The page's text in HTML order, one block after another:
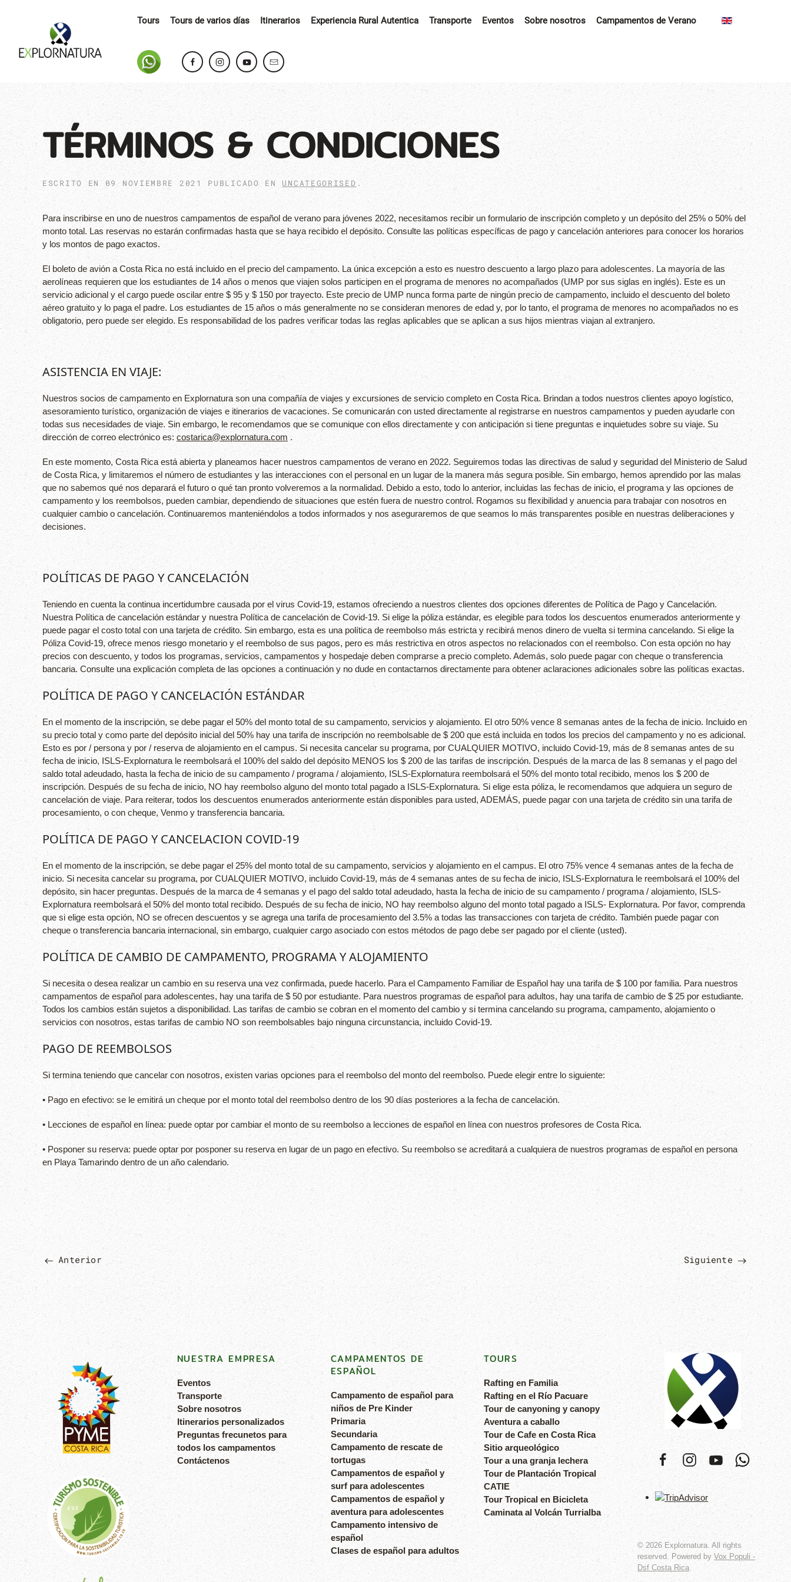
Tours Tours de varios días Itinerarios Experiencia Rural Autentica Transporte Eventos Sobre nosotros Campamentos de Verano
TÉRMINOS & CONDICIONES
ESCRITO EN 09 NOVIEMBRE 2021 PUBLICADO EN UNCATEGORISED .
Para inscribirse en uno de nuestros campamentos de español de verano para jóvenes 2022, necesitamos recibir un formulario de inscripción completo y un depósito del 25% o 50% del
monto total. Las reservas no estarán confirmadas hasta que se haya recibido el depósito. Consulte las políticas específicas de pago y cancelación anteriores para conocer los horarios
y los montos de pago exactos.
El boleto de avión a Costa Rica no está incluido en el precio del campamento. La única excepción a esto es nuestro descuento a largo plazo para adolescentes. La mayoría de las
aerolíneas requieren que los estudiantes de 14 años o menos que viajen solos participen en el programa de menores no acompañados (UMP por sus siglas en inglés). Este es un
servicio adicional y el cargo puede oscilar entre $ 95 y $ 150 por trayecto. Este precio de UMP nunca forma parte de ningún precio de campamento, incluido el descuento del boleto
aéreo gratuito y lo paga el padre. Los estudiantes de 15 años o más generalmente no se consideran menores de edad y, por lo tanto, el programa de menores no acompañados no es
obligatorio, pero puede ser elegido. Es responsabilidad de los padres verificar todas las reglas aplicables que se aplican a sus hijos mientras viajan al extranjero.
ASISTENCIA EN VIAJE:
Nuestros socios de campamento en Explornatura son una compañía de viajes y excursiones de servicio completo en Costa Rica. Brindan a todos nuestros clientes apoyo logístico,
asesoramiento turístico, organización de viajes e itinerarios de vacaciones. Se comunicarán con usted directamente al registrarse en nuestros campamentos y pueden ayudarle con
todas sus necesidades de viaje. Sin embargo, le recomendamos que se comunique con ellos directamente y con anticipación si tiene preguntas e inquietudes sobre su viaje. Su
dirección de correo electrónico es: costarica@explornatura.com .
En este momento, Costa Rica está abierta y planeamos hacer nuestros campamentos de verano en 2022. Seguiremos todas las directivas de salud y seguridad del Ministerio de Salud
de Costa Rica, y limitaremos el número de estudiantes y las interacciones con el personal en un lugar de la manera más segura posible. Sin embargo, hemos aprendido por las malas
que no sabemos qué nos deparará el futuro o qué tan pronto volveremos a la normalidad. Debido a esto, todo lo anterior, incluidas las fechas de inicio, el programa y las opciones de
campamento y los reembolsos, pueden cambiar, dependiendo de situaciones que estén fuera de nuestro control. Rogamos su flexibilidad y anuencia para trabajar con nosotros en
cualquier cambio o cancelación. Continuaremos manteniéndolos a todos informados y nos aseguraremos de que seamos lo más transparentes posible en nuestras deliberaciones y
decisiones.
POLÍTICAS DE PAGO Y CANCELACIÓN
Teniendo en cuenta la continua incertidumbre causada por el virus Covid-19, estamos ofreciendo a nuestros clientes dos opciones diferentes de Política de Pago y Cancelación.
Nuestra Política de cancelación estándar y nuestra Política de cancelación de Covid-19. Si elige la póliza estándar, es elegible para todos los descuentos enumerados anteriormente y
puede pagar el costo total con una tarjeta de crédito. Sin embargo, esta es una política de reembolso más estricta y recibirá menos dinero de vuelta si termina cancelando. Si elige la
Póliza Covid-19, ofrece menos riesgo monetario y el reembolso de sus pagos, pero es más restrictiva en otros aspectos no relacionados con el reembolso. Con esta opción no hay
precios con descuento, y todos los programas, servicios, campamentos y hospedaje deben comprarse a precio completo. Además, solo puede pagar con cheque o transferencia
bancaria. Consulte una explicación completa de las opciones a continuación y no dude en contactarnos directamente para obtener aclaraciones adicionales sobre las políticas exactas.
POLÍTICA DE PAGO Y CANCELACIÓN ESTÁNDAR
En el momento de la inscripción, se debe pagar el 50% del monto total de su campamento, servicios y alojamiento. El otro 50% vence 8 semanas antes de la fecha de inicio. Incluido en
su precio total y como parte del depósito inicial del 50% hay una tarifa de inscripción no reembolsable de $ 200 que está incluida en todos los precios del campamento y no es adicional.
Esto es por / persona y por / reserva de alojamiento en el campus. Si necesita cancelar su programa, por CUALQUIER MOTIVO, incluido Covid-19, más de 8 semanas antes de su
fecha de inicio, ISLS-Explornatura le reembolsará el 100% del saldo del depósito MENOS los $ 200 de las tarifas de inscripción. Después de la marca de las 8 semanas y el pago del
saldo total adeudado, hasta la fecha de inicio de su campamento / programa / alojamiento, ISLS-Explornatura reembolsará el 50% del monto total recibido, menos los $ 200 de
inscripción. Después de su fecha de inicio, NO hay reembolso alguno del monto total pagado a ISLS-Explornatura. Si elige esta póliza, le recomendamos que adquiera un seguro de
cancelación de viaje. Para reiterar, todos los descuentos enumerados anteriormente están disponibles para usted, ADEMÁS, puede pagar con una tarjeta de crédito sin una tarifa de
procesamiento, o con cheque, Venmo y transferencia bancaria.
POLÍTICA DE PAGO Y CANCELACION COVID-19
En el momento de la inscripción, se debe pagar el 25% del monto total de su campamento, servicios y alojamiento en el campus. El otro 75% vence 4 semanas antes de la fecha de
inicio. Si necesita cancelar su programa, por CUALQUIER MOTIVO, incluido Covid-19, más de 4 semanas antes de su fecha de inicio, ISLS-Explornatura le reembolsará el 100% del
depósito, sin hacer preguntas. Después de la marca de 4 semanas y el pago del saldo total adeudado, hasta la fecha de inicio de su campamento / programa / alojamiento, ISLS-
Explornatura reembolsará el 50% del monto total recibido. Después de su fecha de inicio, NO hay reembolso alguno del monto total pagado a ISLS- Explornatura. Por favor, comprenda
que si elige esta opción, NO se ofrecen descuentos y se agrega una tarifa de procesamiento del 3.5% a todas las transacciones con tarjeta de crédito. También puede pagar con
cheque o transferencia bancaria internacional, sin embargo, cualquier cargo asociado con estos métodos de pago debe ser pagado por el cliente (usted).
POLÍTICA DE CAMBIO DE CAMPAMENTO, PROGRAMA Y ALOJAMIENTO
Si necesita o desea realizar un cambio en su reserva una vez confirmada, puede hacerlo. Para el Campamento Familiar de Español hay una tarifa de $ 100 por familia. Para nuestros
campamentos de español para adolescentes, hay una tarifa de $ 50 por estudiante. Para nuestros programas de español para adultos, hay una tarifa de cambio de $ 25 por estudiante.
Todos los cambios están sujetos a disponibilidad. Las tarifas de cambio se cobran en el momento del cambio y si termina cancelando su programa, campamento, alojamiento o
servicios con nosotros, estas tarifas de cambio NO son reembolsables bajo ninguna circunstancia, incluido Covid-19.
PAGO DE REEMBOLSOS
Si termina teniendo que cancelar con nosotros, existen varias opciones para el reembolso del monto del reembolso. Puede elegir entre lo siguiente:
• Pago en efectivo: se le emitirá un cheque por el monto total del reembolso dentro de los 90 días posteriores a la fecha de cancelación.
• Lecciones de español en línea: puede optar por cambiar el monto de su reembolso a lecciones de español en línea con nuestros profesores de Costa Rica.
• Posponer su reserva: puede optar por posponer su reserva en lugar de un pago en efectivo. Su reembolso se acreditará a cualquiera de nuestros programas de español en persona
en Playa Tamarindo dentro de un año calendario.
Anterior Siguiente
NUESTRA EMPRESA
Eventos
Transporte
Sobre nosotros
Itinerarios personalizados
Preguntas frecunetos para
todos los campamentos
Contáctenos
CAMPAMENTOS DE
ESPAÑOL
Campamento de español para
niños de Pre Kinder
Primaria
Secundaria
Campamento de rescate de
tortugas
Campamentos de español y
surf para adolescentes
Campamentos de español y
aventura para adolescentes
Campamento intensivo de
español
Clases de español para adultos
TOURS
Rafting en Familia
Rafting en el Río Pacuare
Tour de canyoning y canopy
Aventura a caballo
Tour de Cafe en Costa Rica
Sitio arqueológico
Tour a una granja lechera
Tour de Plantación Tropical
CATIE
Tour Tropical en Bicicleta
Caminata al Volcán Turrialba
©2026 Explornatura. All rights
reserved. Powered byVox Populi -
Dsf Costa Rica.